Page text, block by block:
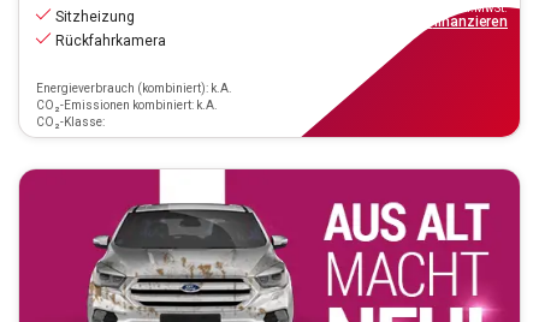
Sitzheizung
Rückfahrkamera
Energieverbrauch (kombiniert): k.A.
CO₂-Emissionen kombiniert: k.A.
CO₂-Klasse:
inkl.MwSt.
finanzieren